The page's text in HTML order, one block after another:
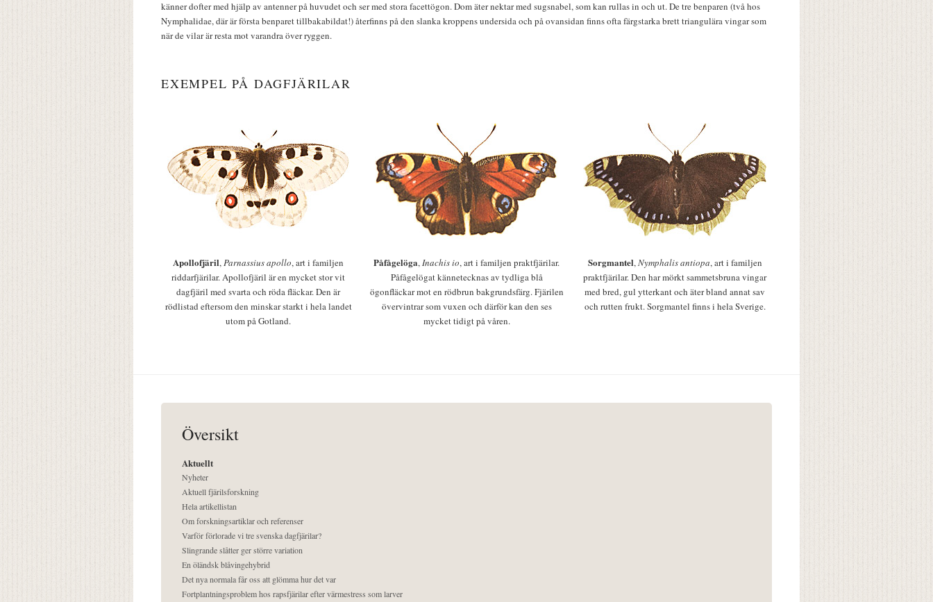
känner dofter med hjälp av antenner på huvudet och ser med stora facettögon. Dom äter nektar med sugsnabel, som kan rullas in och ut. De tre benparen (två hos
Nymphalidae, där är första benparet tillbakabildat!) återfinns på den slanka kroppens undersida och på ovansidan finns ofta färgstarka brett triangulära vingar som
när de vilar är resta mot varandra över ryggen.
EXEMPEL PÅ DAGFJÄRILAR
Apollofjäril,Parnassius apollo, art i familjen
riddarfjärilar. Apollofjäril är en mycket stor vit
dagfjäril med svarta och röda fläckar. Den är
rödlistad eftersom den minskar starkt i hela landet
utom på Gotland.
Påfågelöga,Inachis io, art i familjen praktfjärilar.
Påfågelögat kännetecknas av tydliga blå
ögonfläckar mot en rödbrun bakgrundsfärg. Fjärilen
övervintrar som vuxen och därför kan den ses
mycket tidigt på våren.
Sorgmantel,Nymphalis antiopa, art i familjen
praktfjärilar. Den har mörkt sammetsbruna vingar
med bred, gul ytterkant och äter bland annat sav
och rutten frukt. Sorgmantel finns i hela Sverige.
Översikt
Aktuellt
Nyheter
Aktuell fjärilsforskning
Hela artikellistan
Om forskningsartiklar och referenser
Varför förlorade vi tre svenska dagfjärilar?
Slingrande slåtter ger större variation
En öländsk blåvingehybrid
Det nya normala får oss att glömma hur det var
Fortplantningsproblem hos rapsfjärilar efter värmestress som larver